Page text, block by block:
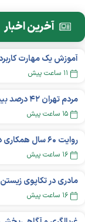
آخرین اخبار
۱۱ ساعت پیش
مردم تهران ۴۲ درصد بیشتر از قبل باهم «سازش» می‌کنند
۱۵ ساعت پیش
۱۶ ساعت پیش
۱۶ ساعت پیش